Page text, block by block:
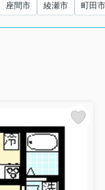
座間市 綾瀬市 町田市